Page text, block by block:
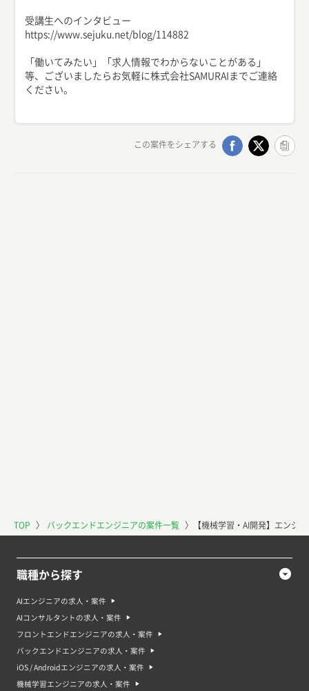
TOP 〉 バックエンドエンジニアの案件一覧 〉 【機械学習・AI開発】エンジ
受講生へのインタビュー
https://www.sejuku.net/blog/114882
「働いてみたい」「求人情報でわからないことがある」
等、ございましたらお気軽に株式会社SAMURAIまでご連絡
ください。
この案件をシェアする
職種から探す
AIエンジニアの求人・案件
AIコンサルタントの求人・案件
フロントエンドエンジニアの求人・案件
バックエンドエンジニアの求人・案件
iOS / Androidエンジニアの求人・案件
機械学習エンジニアの求人・案件